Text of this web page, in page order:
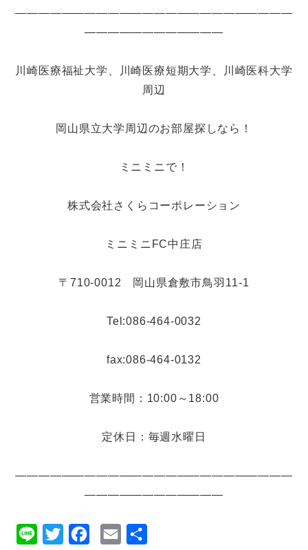
――――――――――――――――――――――――
――――――――――――
川崎医療福祉大学、川崎医療短期大学、川崎医科大学
周辺
岡山県立大学周辺のお部屋探しなら！
ミニミニで！
株式会社さくらコーポレーション
ミニミニFC中庄店
〒710-0012 岡山県倉敷市鳥羽11-1
Tel:086-464-0032
fax:086-464-0132
営業時間：10:00～18:00
定休日：毎週水曜日
――――――――――――――――――――――――
――――――――――――
T